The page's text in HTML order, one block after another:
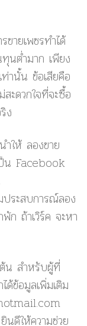
ายเพชรทำได้
นต่ำมาก เพียง
ท่านั้น ข้อเสียคือ
ะดวกใจที่จะซื้อ
ง
ำให้ ลองขาย
น Facebook
ระสบการณ์ลอง
ก ถ้าเวิร์ค จะหา
น สำหรับผู้ที่
ด้ข้อมูลเพิ่มเติม
ดีให้ความช่วย